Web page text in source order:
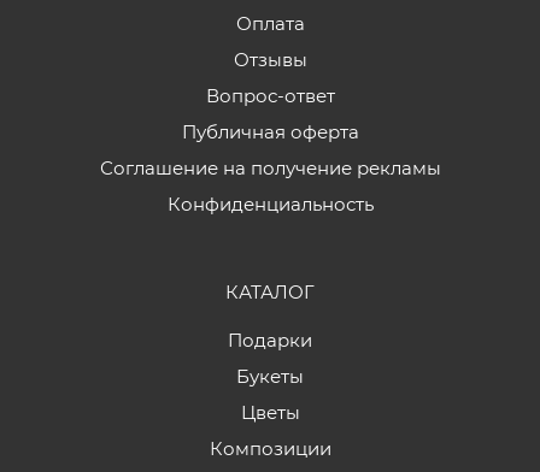
Оплата
Отзывы
Вопрос-ответ
Публичная оферта
Соглашение на получение рекламы
Конфиденциальность
КАТАЛОГ
Подарки
Букеты
Цветы
Композиции